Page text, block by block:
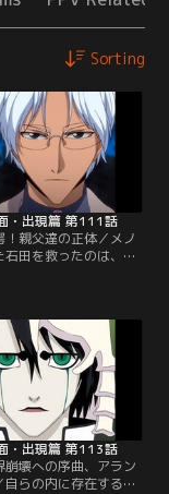
Sorting
・出現篇 第111話
！親父達の正体／メノ
石田を救ったのは、石
関わらないことを誓
その頃、一護の体に入
は、突然現れたグラン
ーに追いかけられてい
げるコンだったが…。
ダイチャンネル】
・出現篇 第113話
崩壊への序曲、アラン
自らの内に存在するも